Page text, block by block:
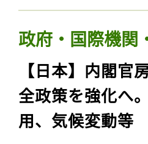
政府・国際機関
【日本】内閣官
全政策を強化へ
用、気候変動等